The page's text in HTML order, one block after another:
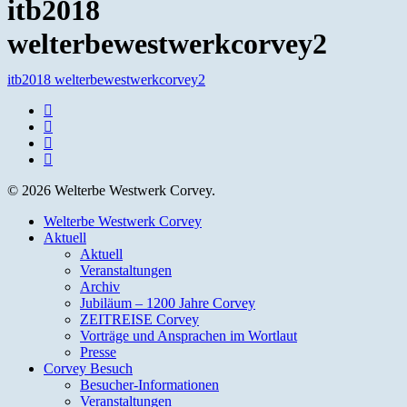
itb2018
welterbewestwerkcorvey2
itb2018 welterbewestwerkcorvey2
facebook
youtube
instagram
email
© 2026 Welterbe Westwerk Corvey.
Close
Menu
Welterbe Westwerk Corvey
Aktuell
Aktuell
Veranstaltungen
Archiv
Jubiläum – 1200 Jahre Corvey
ZEITREISE Corvey
Vorträge und Ansprachen im Wortlaut
Presse
Corvey Besuch
Besucher-Informationen
Veranstaltungen